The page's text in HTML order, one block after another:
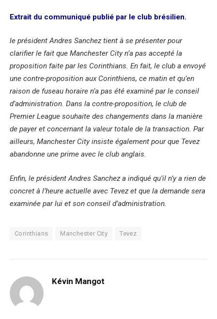
Extrait du communiqué publié par le club brésilien.
le président Andres Sanchez tient à se présenter pour
clarifier le fait que Manchester City n’a pas accepté la
proposition faite par les Corinthians. En fait, le club a envoyé
une contre-proposition aux Corinthiens, ce matin et qu’en
raison de fuseau horaire n’a pas été examiné par le conseil
d’administration. Dans la contre-proposition, le club de
Premier League souhaite des changements dans la manière
de payer et concernant la valeur totale de la transaction. Par
ailleurs, Manchester City insiste également pour que Tevez
abandonne une prime avec le club anglais.
Enfin, le président Andres Sanchez a indiqué qu’il n’y a rien de
concret à l’heure actuelle avec Tevez et que la demande sera
examinée par lui et son conseil d’administration.
Corinthians Manchester City Tevez
Kévin Mangot